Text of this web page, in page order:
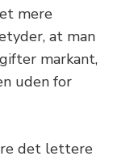
mere
at man
markant,
uden for
det lettere